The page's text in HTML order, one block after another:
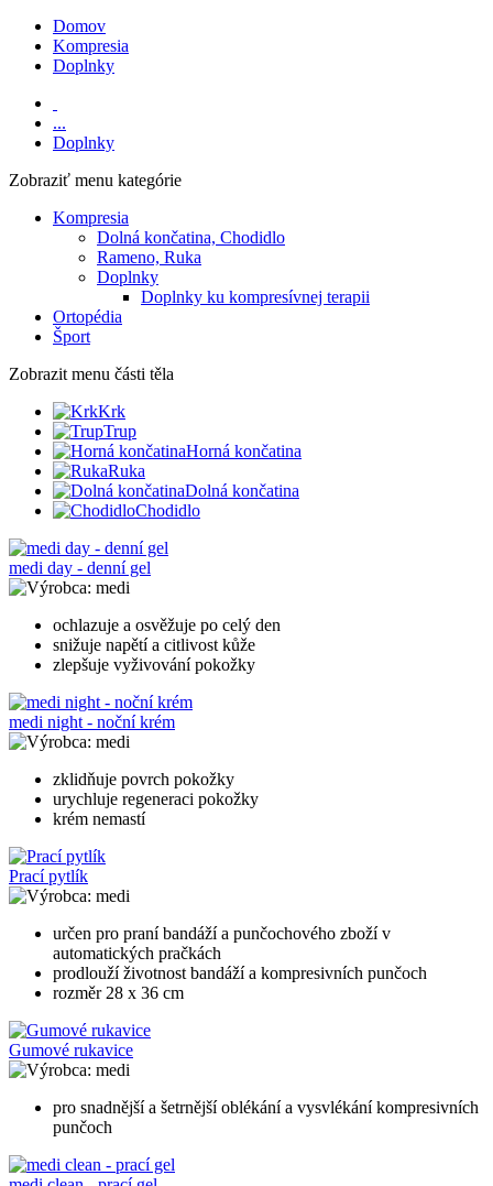
Domov
Kompresia
Doplnky
...
Doplnky
Zobraziť menu kategórie
Kompresia
Dolná končatina, Chodidlo
Rameno, Ruka
Doplnky
Doplnky ku kompresívnej terapii
Ortopédia
Šport
Zobrazit menu části těla
Krk
Trup
Horná končatina
Ruka
Dolná končatina
Chodidlo
medi day - denní gel
medi
ochlazuje a osvěžuje po celý den
snižuje napětí a citlivost kůže
zlepšuje vyživování pokožky
medi night - noční krém
medi
zklidňuje povrch pokožky
urychluje regeneraci pokožky
krém nemastí
Prací pytlík
medi
určen pro praní bandáží a punčochového zboží v
automatických pračkách
prodlouží životnost bandáží a kompresivních punčoch
rozměr 28 x 36 cm
Gumové rukavice
medi
pro snadnější a šetrnější oblékání a vysvlékání kompresivních
punčoch